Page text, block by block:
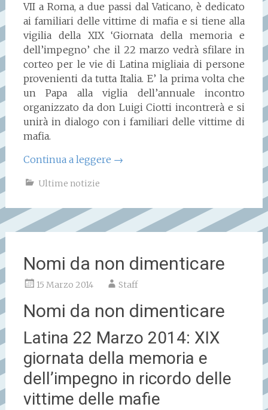
VII a Roma, a due passi dal Vaticano, è dedicato
ai familiari delle vittime di mafia e si tiene alla
vigilia della XIX ‘Giornata della memoria e
dell’impegno’ che il 22 marzo vedrà sfilare in
corteo per le vie di Latina migliaia di persone
provenienti da tutta Italia. E’ la prima volta che
un Papa alla viglia dell’annuale incontro
organizzato da don Luigi Ciotti incontrerà e si
unirà in dialogo con i familiari delle vittime di
mafia.
Continua a leggere →
Ultime notizie
Nomi da non dimenticare
15 Marzo 2014 Staff
Nomi da non dimenticare
Latina 22 Marzo 2014: XIX
giornata della memoria e
dell’impegno in ricordo delle
vittime delle mafie